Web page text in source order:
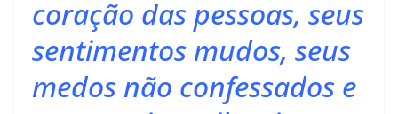
coração das pessoas, seus
sentimentos mudos, seus
medos não confessados e